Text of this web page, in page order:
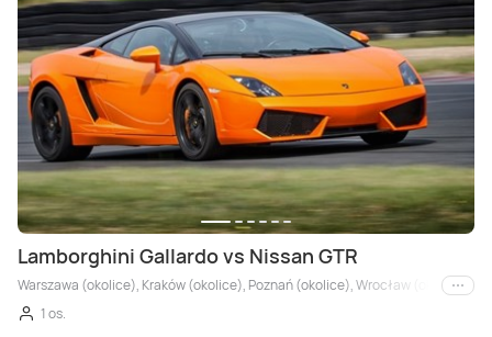
Lamborghini Gallardo vs Nissan GTR
Warszawa (okolice), Kraków (okolice), Poznań (okolice), Wrocław (okolice),
i inne
1 os.